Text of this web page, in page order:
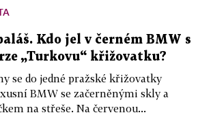
Kdo jel v černém BMW s
„Turkovu“ křižovatku?
se do jedné pražské křižovatky
BMW se začerněnými skly a
na střeše. Na červenou...